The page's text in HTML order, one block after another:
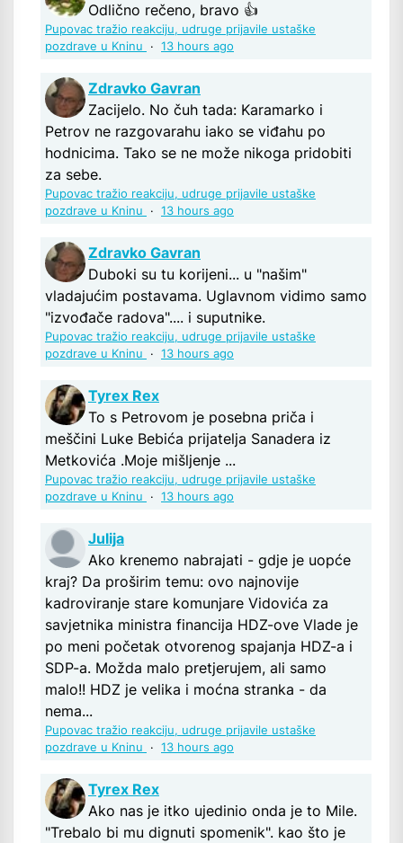
Odlično rečeno, bravo 👍
Pupovac tražio reakciju, udruge prijavile ustaške
pozdrave u Kninu
· 13 hours ago
Zdravko Gavran
Zacijelo. No čuh tada: Karamarko i
Petrov ne razgovarahu iako se viđahu po
hodnicima. Tako se ne može nikoga pridobiti
za sebe.
Pupovac tražio reakciju, udruge prijavile ustaške
pozdrave u Kninu
· 13 hours ago
Zdravko Gavran
Duboki su tu korijeni... u "našim"
vladajućim postavama. Uglavnom vidimo samo
"izvođače radova".... i suputnike.
Pupovac tražio reakciju, udruge prijavile ustaške
pozdrave u Kninu
· 13 hours ago
Tyrex Rex
To s Petrovom je posebna priča i
meščini Luke Bebića prijatelja Sanadera iz
Metkovića .Moje mišljenje ...
Pupovac tražio reakciju, udruge prijavile ustaške
pozdrave u Kninu
· 13 hours ago
Julija
Ako krenemo nabrajati - gdje je uopće
kraj? Da proširim temu: ovo najnovije
kadroviranje stare komunjare Vidovića za
savjetnika ministra financija HDZ-ove Vlade je
po meni početak otvorenog spajanja HDZ-a i
SDP-a. Možda malo pretjerujem, ali samo
malo!! HDZ je velika i moćna stranka - da
nema...
Pupovac tražio reakciju, udruge prijavile ustaške
pozdrave u Kninu
· 13 hours ago
Tyrex Rex
Ako nas je itko ujedinio onda je to Mile.
"Trebalo bi mu dignuti spomenik". kao što je